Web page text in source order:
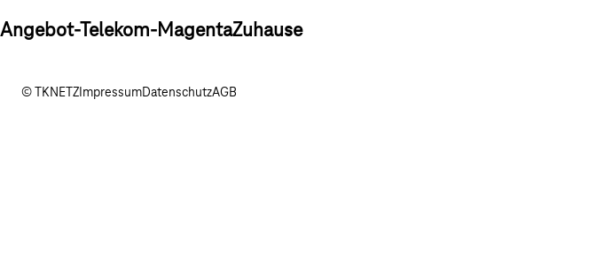
Angebot-Telekom-MagentaZuhause
© TKNETZ ImpressumDatenschutzAGB